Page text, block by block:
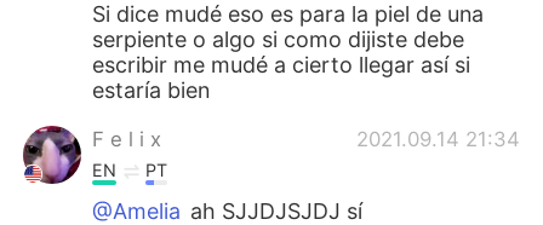
Si dice mudé eso es para la piel de una
serpiente o algo si como dijiste debe
escribir me mudé a cierto llegar así si
estaría bien
F e l i x 2021.09.14 21:34
EN PT
@Amelia ah SJJDJSJDJ sí